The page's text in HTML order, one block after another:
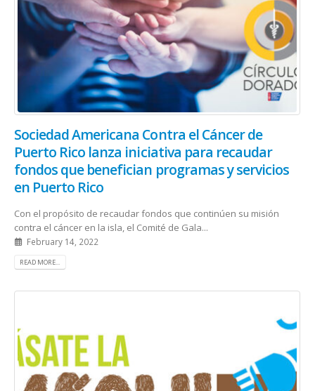
Sociedad Americana Contra el Cáncer de
Puerto Rico lanza iniciativa para recaudar
fondos que benefician programas y servicios
en Puerto Rico
Con el propósito de recaudar fondos que continúen su misión
contra el cáncer en la isla, el Comité de Gala...
February 14, 2022
READ MORE...